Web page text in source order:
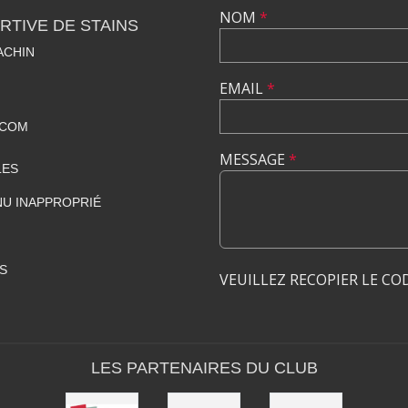
DE STAINS
INAPPROPRIÉ
NOM *
EMAIL*
MESSAGE *
VEUILLEZ RECOPIER LE
LES PARTENAIRES DU CLUB